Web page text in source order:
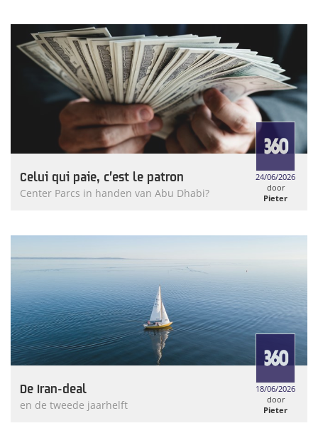
Celui qui paie, c’est le patron
Center Parcs in handen van Abu Dhabi?
24/06/2026
door
Pieter
De Iran-deal
en de tweede jaarhelft
18/06/2026
door
Pieter